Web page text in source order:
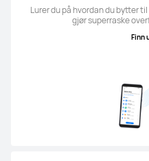
Lurer du på hvordan du bytter
gjør superraske
Finn